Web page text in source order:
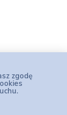
zgodę